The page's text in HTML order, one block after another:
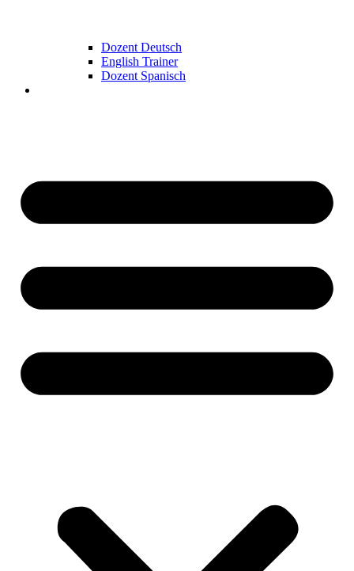
Dozent Deutsch
English Trainer
Dozent Spanisch